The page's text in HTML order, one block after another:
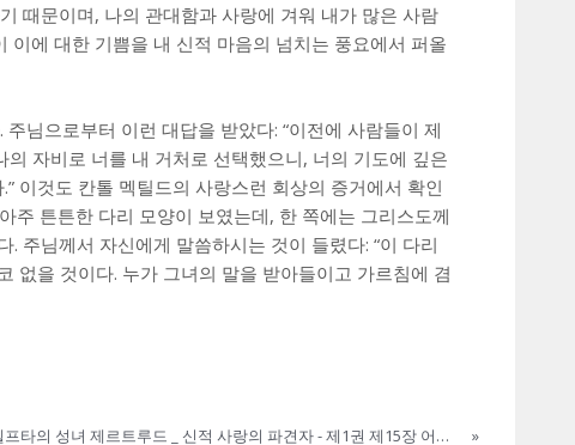
때문이며, 나의 관대함과 사랑에 겨워 내가 많은 사람
에 대한 기쁨을 내 신적 마음의 넘치는 풍요에서 퍼올
님으로부터 이런 대답을 받았다: “이전에 사람들이 제
자비로 너를 내 거처로 선택했으니, 너의 기도에 깊은
이것도 칸톨 멕틸드의 사랑스런 회상의 증거에서 확인
주 튼튼한 다리 모양이 보였는데, 한 쪽에는 그리스도께
주님께서 자신에게 말씀하시는 것이 들렸다: “이 다리
없을 것이다. 누가 그녀의 말을 받아들이고 가르침에 겸
헬프타의 성녀 제르트루드 _ 신적 사랑의 파견자 - 제1권 제15장 어떻게 주님께서 그녀를 강요하시어 이 책을 쓰게 하셨는지 »